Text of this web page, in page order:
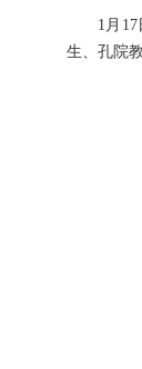
1月
生、孔院